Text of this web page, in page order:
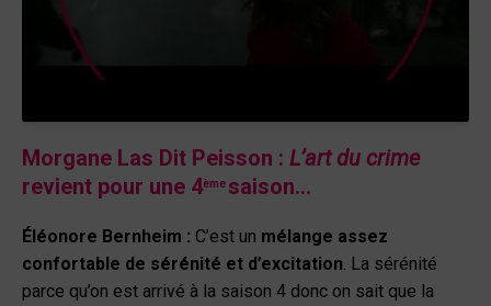
Morgane Las Dit Peisson : L’art du crime
revient pour une 4èmesaison…
Éléonore Bernheim : C’est un mélange assez
confortable de sérénité et d’excitation . La sérénité
parce qu’on est arrivé à la saison 4 donc on sait que la